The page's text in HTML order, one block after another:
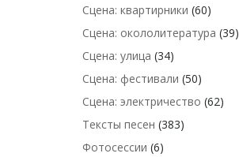
Сцена: квартирники (60)
Сцена: окололитература (39)
Сцена: улица (34)
Сцена: фестивали (50)
Сцена: электричество (62)
Тексты песен (383)
Фотосессии (6)